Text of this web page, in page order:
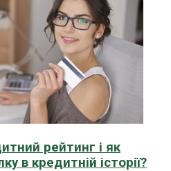
рейтинг і як
в кредитній історії?